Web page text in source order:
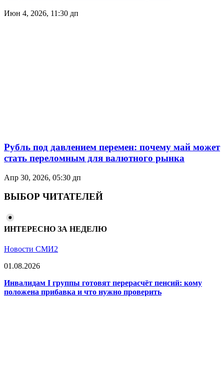
Июн 4, 2026, 11:30 дп
Рубль под давлением перемен: почему май может
стать переломным для валютного рынка
Апр 30, 2026, 05:30 дп
ВЫБОР ЧИТАТЕЛЕЙ
ИНТЕРЕСНО ЗА НЕДЕЛЮ
Новости СМИ2
01.08.2026
Инвалидам I группы готовят перерасчёт пенсий: кому
положена прибавка и что нужно проверить